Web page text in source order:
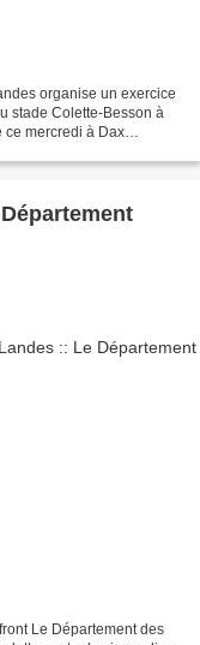
organise un exercice
stade Colette-Besson à
ce mercredi à Dax
Le Département des